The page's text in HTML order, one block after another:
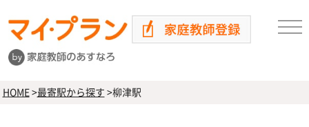
HOME>最寄駅から探す >柳津駅